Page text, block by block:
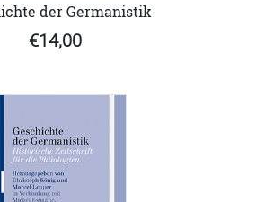
der Germanistik
€14,00